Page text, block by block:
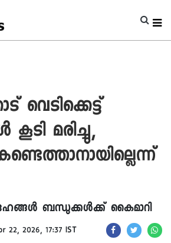
വെടിക്കെട്ട്
കൂടി മരിച്ചു,
ബന്ധുക്കൾക്ക് കൈമാറി
22, 2026, 17:37 IST